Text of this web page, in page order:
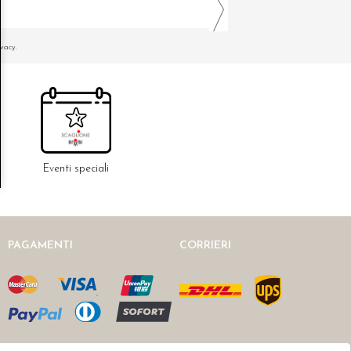
Eventi speciali
PAGAMENTI CORRIERI